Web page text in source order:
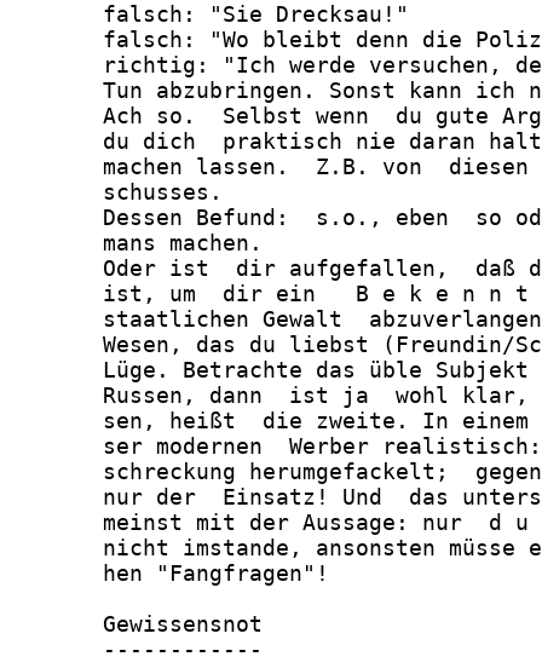
       falsch: "Sie Drecksau!"
falsch: "Wo bleibt denn die
richtig: "Ich werde versuchen,
Tun abzubringen. Sonst kann ich
Ach so.  Selbst wenn  du gute
du dich  praktisch nie daran
machen lassen.  Z.B. von
       schusses.
Dessen Befund:  s.o., eben  so
       mans machen.
Oder ist  dir aufgefallen,  daß
ist, um  dir ein   B e k e n n
staatlichen Gewalt
Wesen, das du liebst (Freundin/
Lüge. Betrachte das üble
Russen, dann  ist ja  wohl
sen, heißt  die zweite. In
ser modernen  Werber
schreckung herumgefackelt;
nur der  Einsatz! Und  das
meinst mit der Aussage: nur  d
nicht imstande, ansonsten müsse
       hen "Fangfragen"!
       Gewissensnot
       ------------